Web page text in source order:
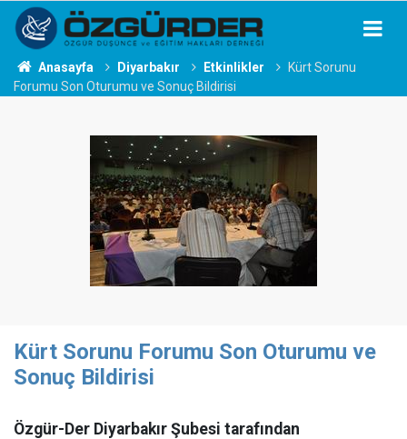
Anasayfa Diyarbakır Etkinlikler
Kürt Sorunu
Forumu Son Oturumu ve Sonuç Bildirisi
Kürt Sorunu Forumu Son Oturumu ve
Sonuç Bildirisi
Özgür-Der Diyarbakır Şubesi tarafından